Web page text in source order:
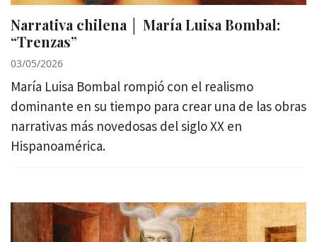
Narrativa chilena │ María Luisa Bombal:
“Trenzas”
03/05/2026
María Luisa Bombal rompió con el realismo
dominante en su tiempo para crear una de las obras
narrativas más novedosas del siglo XX en
Hispanoamérica.